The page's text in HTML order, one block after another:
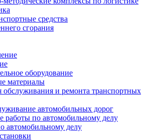
средства
сгорания
оборудование
материалы
обслуживания и ремонта транспортных
автомобильных дорог
работы по автомобильному делу
автомобильному делу